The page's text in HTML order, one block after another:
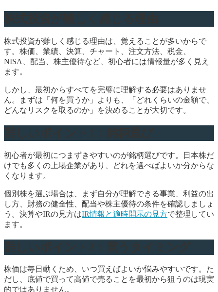
株式投資が難しく感じる理由は、覚えることが多いからで
す。株価、業績、決算、チャート、注文方法、税金、
NISA、配当、株主優待など、初心者には情報量が多く見え
ます。
しかし、最初からすべてを完璧に理解する必要はありませ
ん。まずは「何を買うか」よりも、「どれくらいの金額で、
どんなリスクを取るのか」を決めることが大切です。
初心者が最初につまずきやすいのが銘柄選びです。日本株だ
けでも多くの上場企業があり、どれを選べばよいか分からな
くなります。
個別株を選ぶ場合は、まず自分が理解できる事業、利益の出
し方、財務の健全性、配当や株主優待の条件を確認しましょ
う。決算やIRの見方はIR情報と適時開示の見方で整理してい
ます。
株価は毎日動くため、いつ買えばよいか悩みやすいです。た
だし、底値で買って高値で売ることを最初から狙うのは現実
的ではありません。